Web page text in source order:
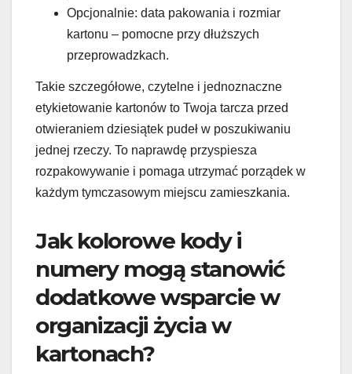
Opcjonalnie: data pakowania i rozmiar
kartonu – pomocne przy dłuższych
przeprowadzkach.
Takie szczegółowe, czytelne i jednoznaczne
etykietowanie kartonów to Twoja tarcza przed
otwieraniem dziesiątek pudeł w poszukiwaniu
jednej rzeczy. To naprawdę przyspiesza
rozpakowywanie i pomaga utrzymać porządek w
każdym tymczasowym miejscu zamieszkania.
Jak kolorowe kody i
numery mogą stanowić
dodatkowe wsparcie w
organizacji życia w
kartonach?